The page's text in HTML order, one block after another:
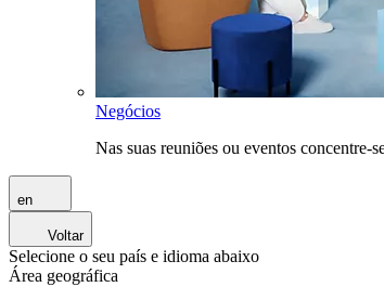
Negócios
Nas suas reuniões ou eventos concentre-
en
Voltar
Selecione o seu país e idioma abaixo
Área geográfica